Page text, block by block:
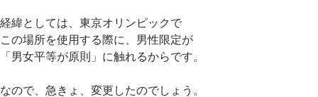
経緯としては、東京オリンピックで
この場所を使用する際に、男性限定が
「男女平等が原則」に触れるからです。
なので、急きょ、変更したのでしょう。